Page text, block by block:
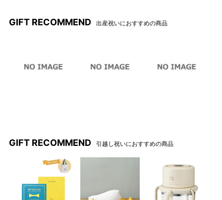
GIFT RECOMMEND 出産祝いにおすすめの商品
GIFT RECOMMEND 引越し祝いにおすすめの商品